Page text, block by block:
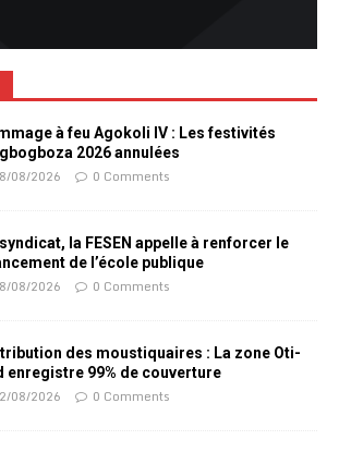
à feu Agokoli IV : Les festivités
2026 annulées
08/2026 0 Comments
la FESEN appelle à renforcer le
de l’école publique
08/2026 0 Comments
des moustiquaires : La zone Oti-
enregistre 99% de couverture
08/2026 0 Comments